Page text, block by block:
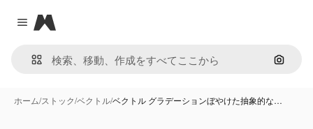
Close menu
Magnific
画像で
ホーム/ストック/ベクトル/ベクトル グラデーションぼやけた抽象的な…